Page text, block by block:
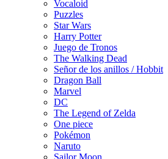
Vocaloid
Puzzles
Star Wars
Harry Potter
Juego de Tronos
The Walking Dead
Señor de los anillos / Hobbit
Dragon Ball
Marvel
DC
The Legend of Zelda
One piece
Pokémon
Naruto
Sailor Moon